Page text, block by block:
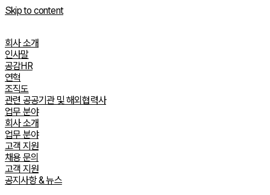
Skip to content
회사 소개
인사말
공감HR
연혁
조직도
관련 공공기관 및 해외협력사
업무 분야
회사 소개
업무 분야
고객 지원
채용 문의
고객 지원
공지사항 & 뉴스